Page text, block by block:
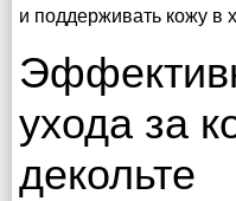
и поддерживать кожу в
ухода за
декольте